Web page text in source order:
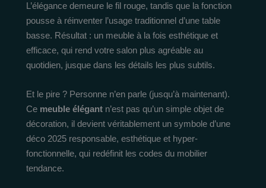
L’élégance demeure le fil rouge, tandis que la fonction
pousse à réinventer l’usage traditionnel d’une table
basse. Résultat : un meuble à la fois esthétique et
efficace, qui rend votre salon plus agréable au
quotidien, jusque dans les détails les plus subtils.
Et le pire ? Personne n’en parle (jusqu’à maintenant).
Ce meuble élégant n’est pas qu’un simple objet de
décoration, il devient véritablement un symbole d’une
déco 2025 responsable, esthétique et hyper-
fonctionnelle, qui redéfinit les codes du mobilier
tendance.